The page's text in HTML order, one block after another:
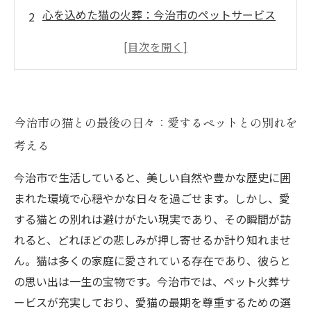
心を込めた猫の火葬：今治市のペットサービス
お別れの時が来たら：猫火葬のプロセスとその
のサポート
猫を送り出した後の心の整理：思い出とともに
生きるために
愛猫の最期を尊重するために：ペット火葬の必
要性
新たな一歩を踏み出すために：今治市での心の
ケアの旅
今治市の猫との最後の日々：愛するペットとの別れを
考える
今治市で生活していると、美しい自然や豊かな歴史に囲
まれた環境で心穏やかな日々を過ごせます。しかし、愛
する猫との別れは避けがたい現実であり、その瞬間が訪
れると、どれほどの悲しみが押し寄せるか計り知れませ
ん。猫は多くの家庭に愛されている存在であり、彼らと
の思い出は一生の宝物です。今治市では、ペット火葬サ
ービスが充実しており、愛猫の最期を尊重するための選